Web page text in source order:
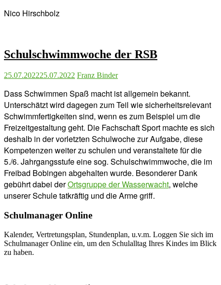
Nico Hirschbolz
Schulschwimmwoche der RSB
25.07.202225.07.2022 Franz Binder
Dass Schwimmen Spaß macht ist allgemein bekannt.
Unterschätzt wird dagegen zum Teil wie sicherheitsrelevant
Schwimmfertigkeiten sind, wenn es zum Beispiel um die
Freizeitgestaltung geht. Die Fachschaft Sport machte es sich
deshalb in der vorletzten Schulwoche zur Aufgabe, diese
Kompetenzen weiter zu schulen und veranstaltete für die
5./6. Jahrgangsstufe eine sog. Schulschwimmwoche, die im
Freibad Bobingen abgehalten wurde. Besonderer Dank
gebührt dabei derOrtsgruppe der Wasserwacht, welche
unserer Schule tatkräftig und die Arme griff.
Schulmanager Online
Kalender, Vertretungsplan, Stundenplan, u.v.m. Loggen Sie sich im
Schulmanager Online ein, um den Schulalltag Ihres Kindes im Blick
zu haben.